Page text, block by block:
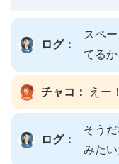
ログ：
スペ
てる
チャコ： えー
ログ：
そう
みたい